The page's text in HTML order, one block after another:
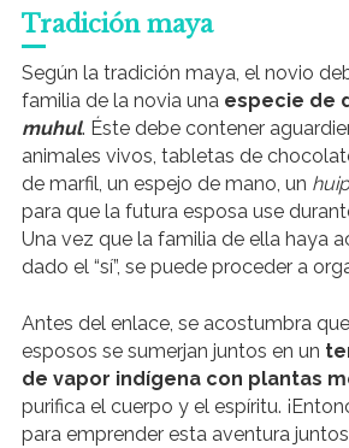
Tradición maya
Según la tradición maya, el novio
familia de la novia una especie de
muhul. Éste debe contener
animales vivos, tabletas de
de marfil, un espejo de mano, un
para que la futura esposa use
Una vez que la familia de ella haya
dado el “sí”, se puede proceder a
Antes del enlace, se acostumbra
esposos se sumerjan juntos en un
de vapor indígena con plantas
purifica el cuerpo y el espíritu.
para emprender esta aventura